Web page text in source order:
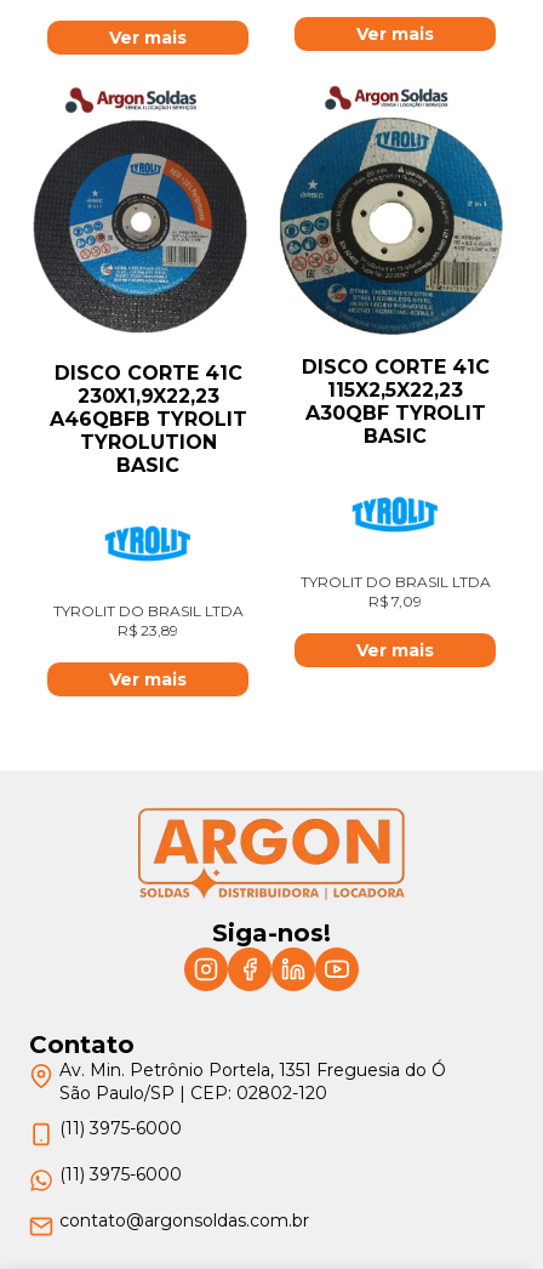
Ver mais Ver mais
DISCO CORTE 41C
230X1,9X22,23
A46QBFB TYROLIT
TYROLUTION
BASIC
TYROLIT DO BRASIL LTDA
R$ 23,89
Ver mais
DISCO CORTE 41C
115X2,5X22,23
A30QBF TYROLIT
BASIC
TYROLIT DO BRASIL LTDA
R$ 7,09
Ver mais
Siga-nos!
Contato
Av. Min. Petrônio Portela, 1351 Freguesia do Ó
São Paulo/SP | CEP: 02802-120
(11) 3975-6000
(11) 3975-6000
contato@argonsoldas.com.br